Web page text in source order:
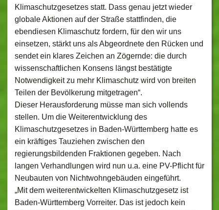
Klimaschutzgesetzes statt. Dass genau jetzt wieder
globale Aktionen auf der Straße stattfinden, die
ebendiesen Klimaschutz fordern, für den wir uns
einsetzen, stärkt uns als Abgeordnete den Rücken und
sendet ein klares Zeichen an Zögernde: die durch
wissenschaftlichen Konsens längst bestätigte
Notwendigkeit zu mehr Klimaschutz wird von breiten
Teilen der Bevölkerung mitgetragen“.
Dieser Herausforderung müsse man sich vollends
stellen. Um die Weiterentwicklung des
Klimaschutzgesetzes in Baden-Württemberg hatte es
ein kräftiges Tauziehen zwischen den
regierungsbildenden Fraktionen gegeben. Nach
langen Verhandlungen wird nun u.a. eine PV-Pflicht für
Neubauten von Nichtwohngebäuden eingeführt.
„Mit dem weiterentwickelten Klimaschutzgesetz ist
Baden-Württemberg Vorreiter. Das ist jedoch kein